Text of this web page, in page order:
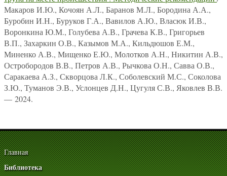
Макаров И.Ю., Кочоян А.Л., Баранов М.Л., Бородина А.А.,
Буробин И.Н., Буруков Г.А., Вавилов А.Ю., Власюк И.В.,
Воронкина Ю.М., Голубева А.В., Грачева К.В., Григорьев
В.П., Захаркин О.В., Казымов М.А., Кильдюшов Е.М.,
Миненко А.В., Мищенко Е.Ю., Молотков А.Н., Никитин А.В.,
Остробородов В.В., Петров А.В., Рычкова О.Н., Савва О.В.,
Саракаева А.З., Скворцова Л.К., Соболевский М.С., Соколова
З.Ю., Туманов Э.В., Услонцев Д.Н., Цугуля С.В., Яковлев В.В.
— 2024.
Главная
Библиотека